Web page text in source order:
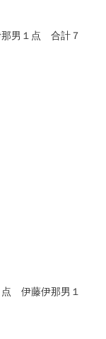
男１点 合計７
伊藤伊那男１